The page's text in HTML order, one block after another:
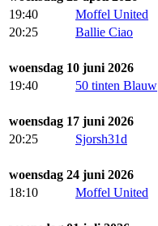
19:40
Moffel United
20:25
Ballie Ciao
woensdag 10 juni 2026
19:40
50 tinten Blauw
woensdag 17 juni 2026
20:25
Sjorsh31d
woensdag 24 juni 2026
18:10
Moffel United